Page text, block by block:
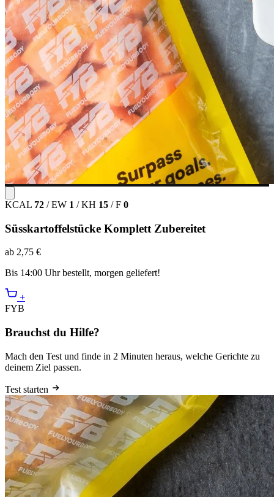
KCAL 72 / EW 1 / KH 15 / F 0
Süsskartoffelstücke Komplett Zubereitet
ab 2,75 €
Bis 14:00 Uhr bestellt, morgen geliefert!
+
FYB
Brauchst du Hilfe?
Mach den Test und finde in 2 Minuten heraus, welche Gerichte zu
deinem Ziel passen.
Test starten